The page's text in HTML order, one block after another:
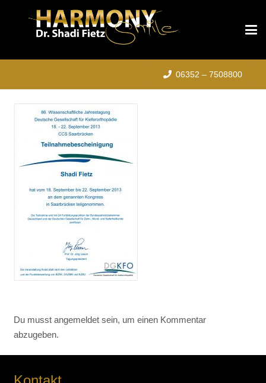
06352 – 7508800
Du musst angemeldetsein, um einen Kommentar
abzugeben.